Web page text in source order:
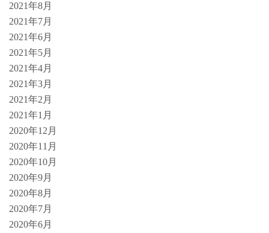
2021年8月
2021年7月
2021年6月
2021年5月
2021年4月
2021年3月
2021年2月
2021年1月
2020年12月
2020年11月
2020年10月
2020年9月
2020年8月
2020年7月
2020年6月